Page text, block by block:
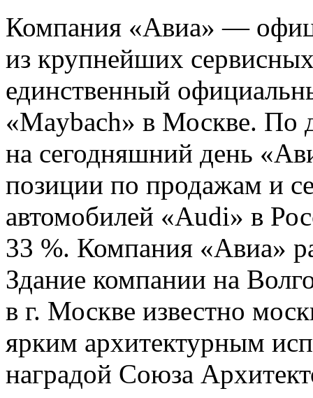
Компания «Авиа» —
из крупнейших
единственный
«Maybach» в Москве. По
на сегодняшний день
позиции по продажам и
автомобилей «Audi» в
33 %. Компания «Авиа»
Здание компании на
в г. Москве известно
ярким архитектурным
наградой Союза